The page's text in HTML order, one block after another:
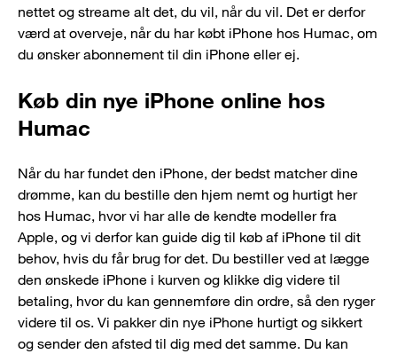
nettet og streame alt det, du vil, når du vil. Det er derfor
værd at overveje, når du har købt iPhone hos Humac, om
du ønsker abonnement til din iPhone eller ej.
Køb din nye iPhone online hos
Humac
Når du har fundet den iPhone, der bedst matcher dine
drømme, kan du bestille den hjem nemt og hurtigt her
hos Humac, hvor vi har alle de kendte modeller fra
Apple, og vi derfor kan guide dig til køb af iPhone til dit
behov, hvis du får brug for det. Du bestiller ved at lægge
den ønskede iPhone i kurven og klikke dig videre til
betaling, hvor du kan gennemføre din ordre, så den ryger
videre til os. Vi pakker din nye iPhone hurtigt og sikkert
og sender den afsted til dig med det samme. Du kan